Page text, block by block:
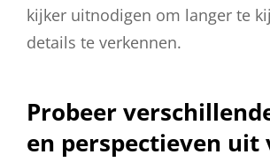
kijker uitnodigen om langer te
details te verkennen.
Probeer
en perspectieven uit